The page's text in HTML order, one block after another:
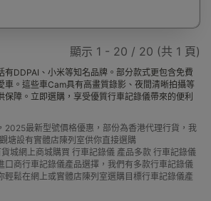
顯示 1 - 20 / 20 (共 1 頁)
有DDPAI、小米等知名品牌。部分款式更包含免費
車。這些車Cam具有高畫質錄影、夜間清晰拍攝等
保障。立即選購，享受優質行車記錄儀帶來的便利
2025最新型號價格優惠，部份為香港代理行貨，我
塘設有實體店陳列室供你直接選購
城網上商城購買 行車記錄儀 產品多款 行車記錄儀
口商行車記錄儀產品選擇，我們有多款行車記錄儀
輕鬆在網上或實體店陳列室選購目標行車記錄儀產